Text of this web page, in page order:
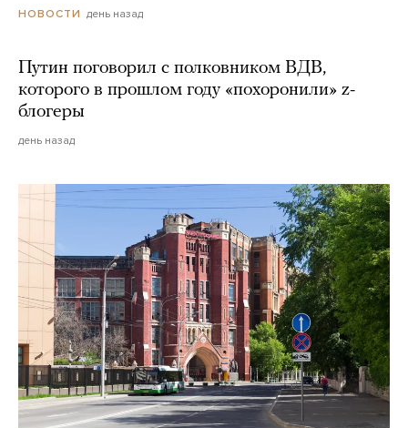
НОВОСТИ день назад
Путин поговорил с полковником ВДВ,
которого в прошлом году «похоронили» z-
блогеры
день назад